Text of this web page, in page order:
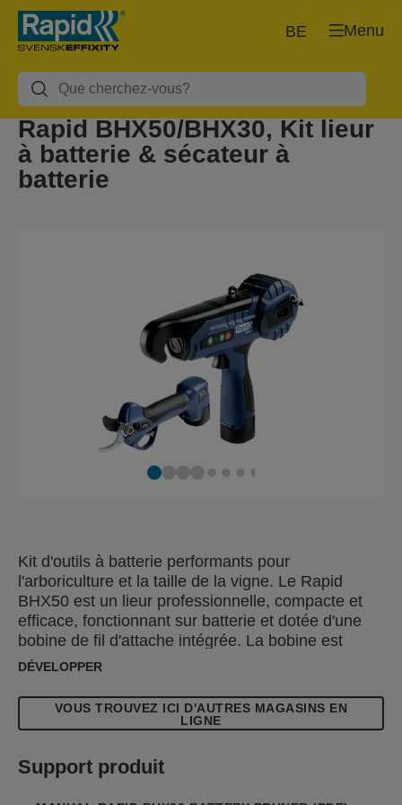
Menu
BE
Rapid BHX50/BHX30, Kit lieur
à batterie & sécateur à
batterie
Kit d'outils à batterie performants pour
l'arboriculture et la taille de la vigne. Le Rapid
BHX50 est un lieur professionnelle, compacte et
efficace, fonctionnant sur batterie et dotée d'une
bobine de fil d'attache intégrée. La bobine est
directement reliée à l'appareil, ce qui garantit une
mouvement lors des travaux dans les vignobles ou
les vergers. Il fonctionne sur les branches jusqu'à
sécateur professionnelle, compacte et efficace
fonctionnant sur batterie, avec un grand diamètre
de coupe allant jusqu'à 32 mm. Les deux appareils
DÉVELOPPER
VOUS TROUVEZ ICI D'AUTRES MAGASINS EN
LIGNE
Support produit